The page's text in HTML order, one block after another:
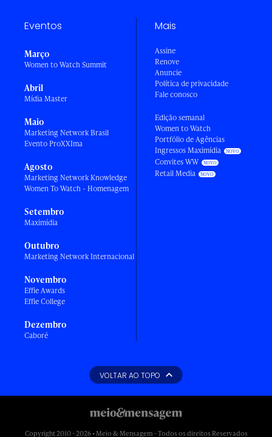
Eventos
Março
Women to Watch Summit
Abril
Mídia Master
Maio
Marketing Network Brasil
Evento ProXXIma
Agosto
Marketing Network Knowledge
Women To Watch - Homenagem
Setembro
Maximídia
Outubro
Marketing Network Internacional
Novembro
Effie Awards
Effie College
Dezembro
Caboré
Mais
Assine
Renove
Anuncie
Política de privacidade
Fale conosco
Edição semanal
Women to Watch
Portfólio de Agências
Ingressos Maximídia
Convites WW
Retail Media
VOLTAR AO TOPO
Copyright 2010 - 2026 • Meio & Mensagem - Todos os direitos Reservados